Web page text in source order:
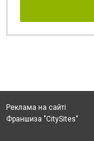
Реклама на сайті
Франшиза "CitySites"